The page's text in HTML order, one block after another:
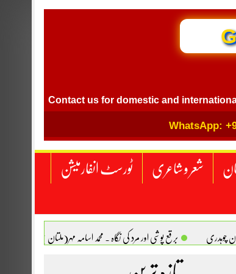
Contact us for domestic and international flight
WhatsApp:
شعر و شاعری ٹورسٹ انفارمیشن
چوہدری برقع پوشی اور مرد کی نگاہ . محمد اسامہ مہر(ملتان )